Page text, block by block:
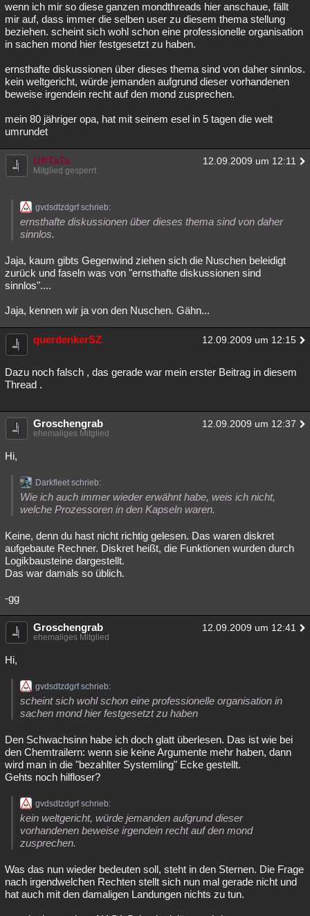
wenn ich mir so diese ganzen mondthreads hier anschaue, fällt
mir auf, dass immer die selben user zu diesem thema stellung
beziehen. scheint sich wohl schon eine professionelle organisation
in sachen mond hier festgesetzt zu haben.
ernsthafte diskussionen über dieses thema sind von daher sinnlos.
kein weltgericht, würde jemanden aufgrund dieser vorhandenen
beweise irgendein recht auf den mond zusprechen.
mein 80 jähriger opa, hat mit seinem esel in 5 tagen die welt
umrundet
UffTaTa 12.09.2009 um 12:11
Mitglied gesperrt
gvdsdtzdgrf schrieb:
ernsthafte diskussionen über dieses thema sind von daher
sinnlos.
Jaja, kaum gibts Gegenwind ziehen sich die Nuschen beleidigt
zurück und faseln was von "ernsthafte diskussionen sind
sinnlos"....
Jaja, kennen wir ja von den Nuschen. Gähn...
querdenkerSZ 12.09.2009 um 12:15
Dazu noch falsch , das gerade war mein erster Beitrag in diesem
Thread .
Groschengrab 12.09.2009 um 12:37
ehemaliges Mitglied
Hi,
Darkfleet schrieb:
Wie ich auch immer wieder erwähnt habe, weis ich nicht,
welche Prozessoren in den Kapseln waren.
Keine, denn du hast nicht richtig gelesen. Das waren diskret
aufgebaute Rechner. Diskret heißt, die Funktionen wurden durch
Logikbausteine dargestellt.
Das war damals so üblich.
-gg
Groschengrab 12.09.2009 um 12:41
ehemaliges Mitglied
Hi,
gvdsdtzdgrf schrieb:
scheint sich wohl schon eine professionelle organisation in
sachen mond hier festgesetzt zu haben
Den Schwachsinn habe ich doch glatt überlesen. Das ist wie bei
den Chemtrailern: wenn sie keine Argumente mehr haben, dann
wird man in die "bezahlter Systemling" Ecke gestellt.
Gehts noch hilfloser?
gvdsdtzdgrf schrieb:
kein weltgericht, würde jemanden aufgrund dieser
vorhandenen beweise irgendein recht auf den mond
zusprechen.
Was das nun wieder bedeuten soll, steht in den Sternen. Die Frage
nach irgendwelchen Rechten stellt sich nun mal gerade nicht und
hat auch mit den damaligen Landungen nichts zu tun.